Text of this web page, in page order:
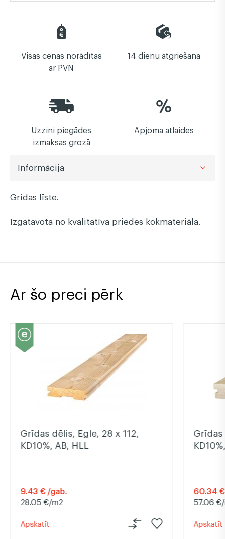
Visas cenas norādītas
ar PVN
14 dienu atgriešana
Uzzini piegādes
izmaksas grozā
Apjoma atlaides
Informācija
Grīdas līste.
Izgatavota no kvalitatīva priedes kokmateriāla.
Ar šo preci pērk
Grīdas dēlis, Egle, 28 x 112,
KD10%, AB, HLL
9.43 € /gab.
28.05 €/m2
Apskatīt
60.34
57.06
Apskatīt